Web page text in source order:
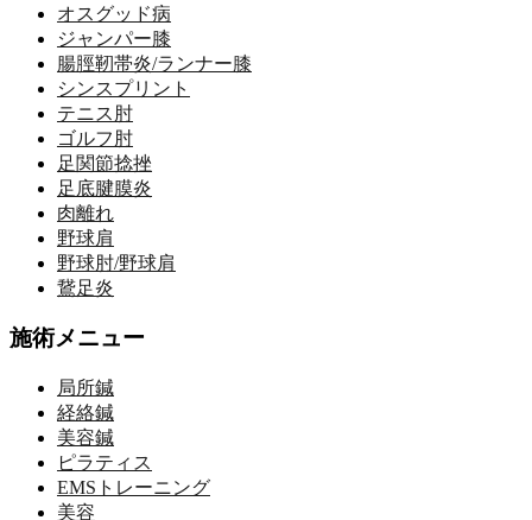
オスグッド病
ジャンパー膝
腸脛靭帯炎/ランナー膝
シンスプリント
テニス肘
ゴルフ肘
足関節捻挫
足底腱膜炎
肉離れ
野球肩
野球肘/野球肩
鵞足炎
施術メニュー
局所鍼
経絡鍼
美容鍼
ピラティス
EMSトレーニング
美容